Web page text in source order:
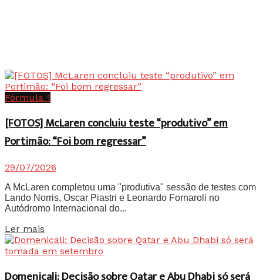
Fórmula 1
[FOTOS] McLaren concluiu teste “produtivo” em
Portimão: “Foi bom regressar”
29/07/2026
A McLaren completou uma "produtiva" sessão de testes com
Lando Norris, Oscar Piastri e Leonardo Fornaroli no
Autódromo Internacional do...
Ler mais